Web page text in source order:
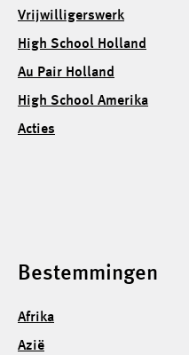
Vrijwilligerswerk
High School Holland
Au Pair Holland
High School Amerika
Acties
Bestemmingen
Afrika
Azië